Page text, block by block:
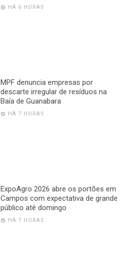
HÁ 6 HORAS
MPF denuncia empresas por
descarte irregular de resíduos na
Baía de Guanabara
HÁ 7 HORAS
ExpoAgro 2026 abre os portões em
Campos com expectativa de grande
público até domingo
HÁ 7 HORAS